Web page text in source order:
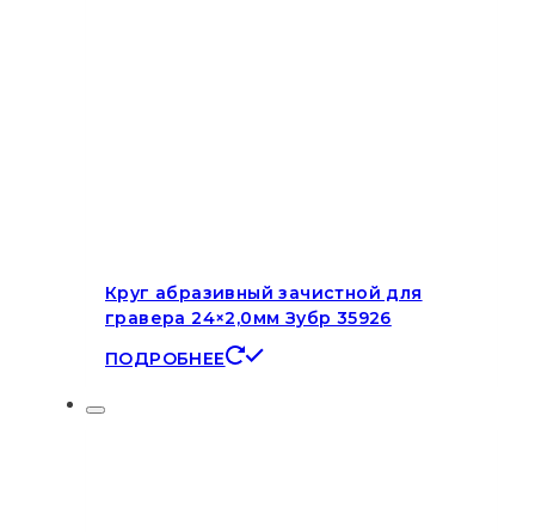
Круг абразивный зачистной для
гравера 24×2,0мм Зубр 35926
ПОДРОБНЕЕ